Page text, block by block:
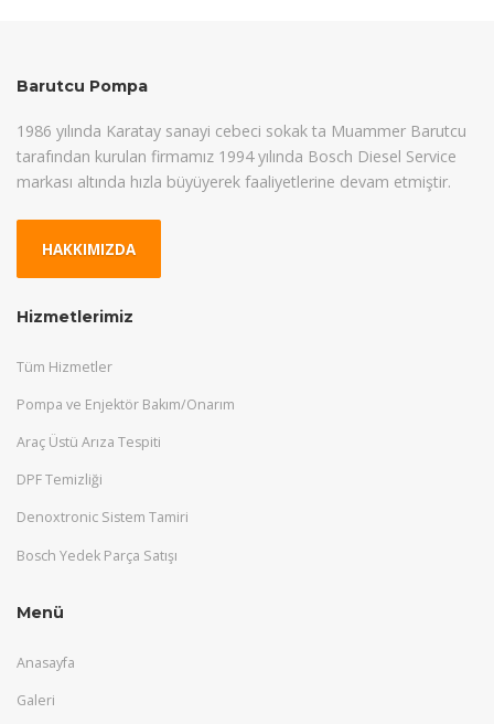
Barutcu Pompa
1986 yılında Karatay sanayi cebeci sokak ta Muammer Barutcu
tarafından kurulan firmamız 1994 yılında Bosch Diesel Service
markası altında hızla büyüyerek faaliyetlerine devam etmiştir.
HAKKIMIZDA
Hizmetlerimiz
Tüm Hizmetler
Pompa ve Enjektör Bakım/Onarım
Araç Üstü Arıza Tespiti
DPF Temizliği
Denoxtronic Sistem Tamiri
Bosch Yedek Parça Satışı
Menü
Anasayfa
Galeri